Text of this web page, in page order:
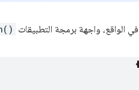
في الواقع، واجهة برمجة التطبيقات